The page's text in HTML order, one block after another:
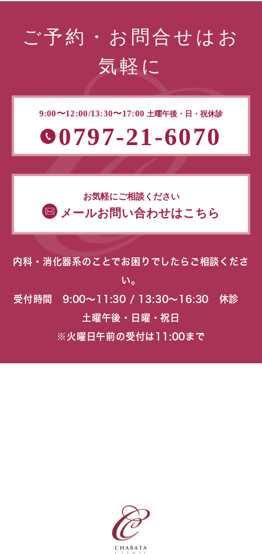
ご予約・お問合せはお
気軽に
9:00〜12:00/13:30〜17:00 土曜午後・日・祝休診
0797-21-6070
お気軽にご相談ください
メールお問い合わせはこちら
内科・消化器系のことでお困りでしたらご相談くださ
い。
受付時間 9:00〜11:30 / 13:30〜16:30 休診
土曜午後・日曜・祝日
※火曜日午前の受付は11:00まで